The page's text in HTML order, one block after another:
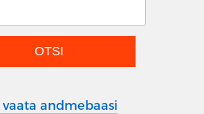
vaata andmebaasi